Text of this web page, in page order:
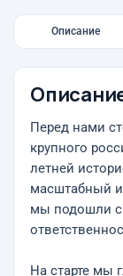
Описание
Перед нами
крупного
летней
масштабный и
мы подошли с
На старте мы